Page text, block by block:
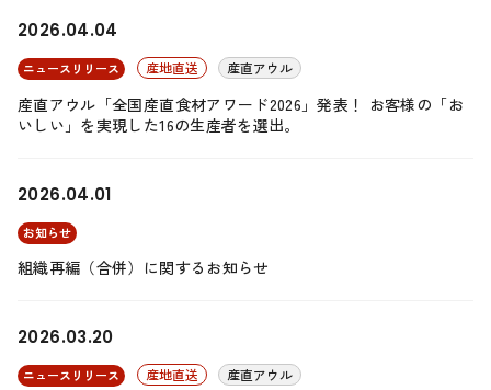
2026.04.04
ニュースリリース 産地直送 産直アウル
産直アウル「全国産直食材アワード2026」発表！ お客様の「お
いしい」を実現した16の生産者を選出。
2026.04.01
お知らせ
組織再編（合併）に関するお知らせ
2026.03.20
ニュースリリース 産地直送 産直アウル